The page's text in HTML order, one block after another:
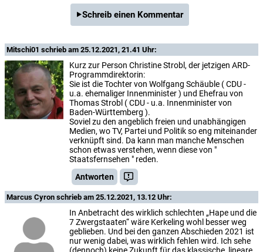
Schreib einen Kommentar
Mitschi01 schrieb am 25.12.2021, 21.41 Uhr:
Kurz zur Person Christine Strobl, der jetzigen ARD-
Programmdirektorin:
Sie ist die Tochter von Wolfgang Schäuble ( CDU -
u.a. ehemaliger Innenminister ) und Ehefrau von
Thomas Strobl ( CDU - u.a. Innenminister von
Baden-Württemberg ).
Soviel zu den angeblich freien und unabhängigen
Medien, wo TV, Partei und Politik so eng miteinander
verknüpft sind. Da kann man manche Menschen
schon etwas verstehen, wenn diese von "
Staatsfernsehen " reden.
Antworten
Marcus Cyron schrieb am 25.12.2021, 13.12 Uhr:
In Anbetracht des wirklich schlechten „Hape und die
7 Zwergstaaten“ wäre Kerkeling wohl besser weg
geblieben. Und bei den ganzen Abschieden 2021 ist
nur wenig dabei, was wirklich fehlen wird. Ich sehe
(dennoch) keine Zukunft für das klassische, lineare